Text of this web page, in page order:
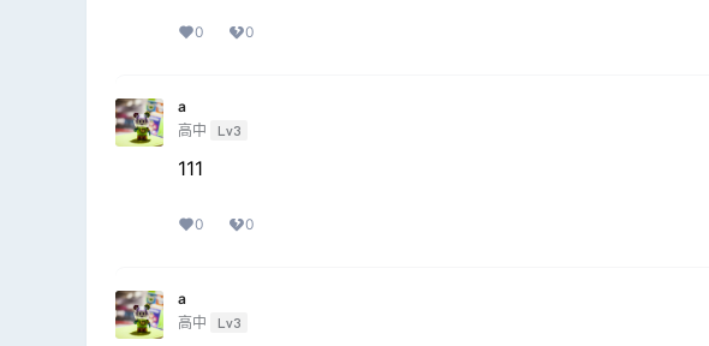
0 0
a
高中
Lv3
111
0 0
a
高中
Lv3